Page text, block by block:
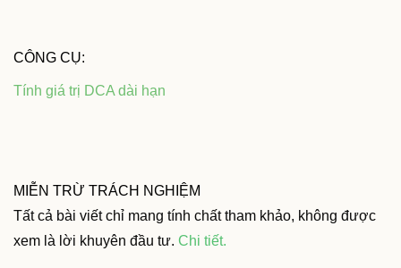
CÔNG CỤ:
Tính giá trị DCA dài hạn
MIỄN TRỪ TRÁCH NGHIỆM
Tất cả bài viết chỉ mang tính chất tham khảo, không được
xem là lời khuyên đầu tư. Chi tiết.